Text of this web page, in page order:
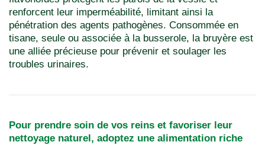
renforcent leur imperméabilité, limitant ainsi la
pénétration des agents pathogènes. Consommée en
tisane, seule ou associée à la busserole, la bruyère est
une alliée précieuse pour prévenir et soulager les
troubles urinaires.
Pour prendre soin de vos reins et favoriser leur
nettoyage naturel, adoptez une alimentation riche